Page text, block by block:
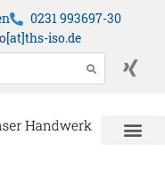
0231 993697-30
iso.de